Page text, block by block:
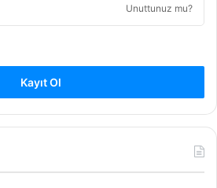
Unuttunuz mu?
Kayıt Ol